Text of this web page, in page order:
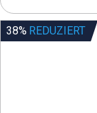
38% REDUZIERT